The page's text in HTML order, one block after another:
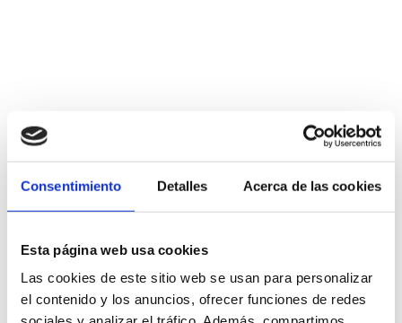
Consentimiento Detalles Acerca de las cookies
Esta página web usa cookies
Las cookies de este sitio web se usan para personalizar
el contenido y los anuncios, ofrecer funciones de redes
Altres empreses d'interés
Casalea Morella
MORELLA
Restaurant Can Bolo
Cal Mistero